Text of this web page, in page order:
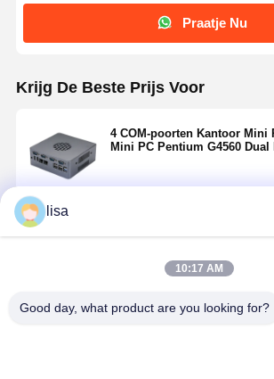
Praatje Nu
Krijg De Beste Prijs Voor
4 COM-poorten Kantoor Mini
Mini PC Pentium G4560 Dual
lisa
10:17 AM
Good day, what product are you looking for?